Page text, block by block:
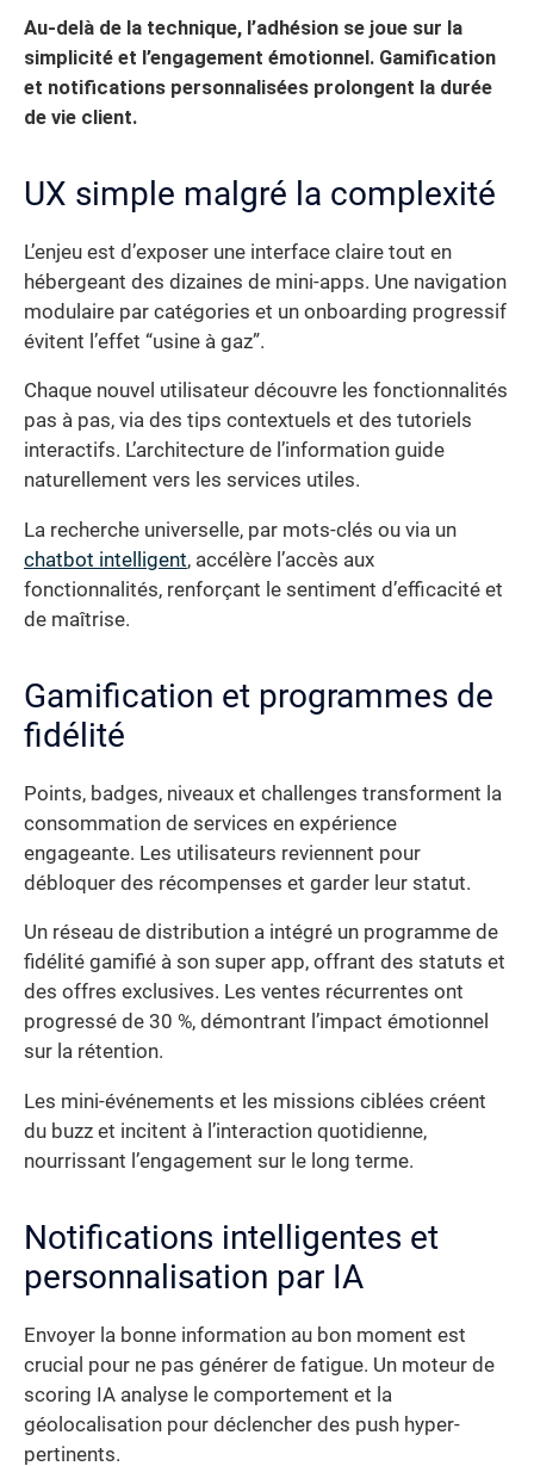
Au-delà de la technique, l’adhésion se joue sur la
simplicité et l’engagement émotionnel. Gamification
et notifications personnalisées prolongent la durée
de vie client.
UX simple malgré la complexité
L’enjeu est d’exposer une interface claire tout en
hébergeant des dizaines de mini-apps. Une navigation
modulaire par catégories et un onboarding progressif
évitent l’effet “usine à gaz”.
Chaque nouvel utilisateur découvre les fonctionnalités
pas à pas, via des tips contextuels et des tutoriels
interactifs. L’architecture de l’information guide
naturellement vers les services utiles.
La recherche universelle, par mots-clés ou via un
chatbot intelligent, accélère l’accès aux
fonctionnalités, renforçant le sentiment d’efficacité et
de maîtrise.
Gamification et programmes de
fidélité
Points, badges, niveaux et challenges transforment la
consommation de services en expérience
engageante. Les utilisateurs reviennent pour
débloquer des récompenses et garder leur statut.
Un réseau de distribution a intégré un programme de
fidélité gamifié à son super app, offrant des statuts et
des offres exclusives. Les ventes récurrentes ont
progressé de 30 %, démontrant l’impact émotionnel
sur la rétention.
Les mini-événements et les missions ciblées créent
du buzz et incitent à l’interaction quotidienne,
nourrissant l’engagement sur le long terme.
Notifications intelligentes et
personnalisation par IA
Envoyer la bonne information au bon moment est
crucial pour ne pas générer de fatigue. Un moteur de
scoring IA analyse le comportement et la
géolocalisation pour déclencher des push hyper-
pertinents.